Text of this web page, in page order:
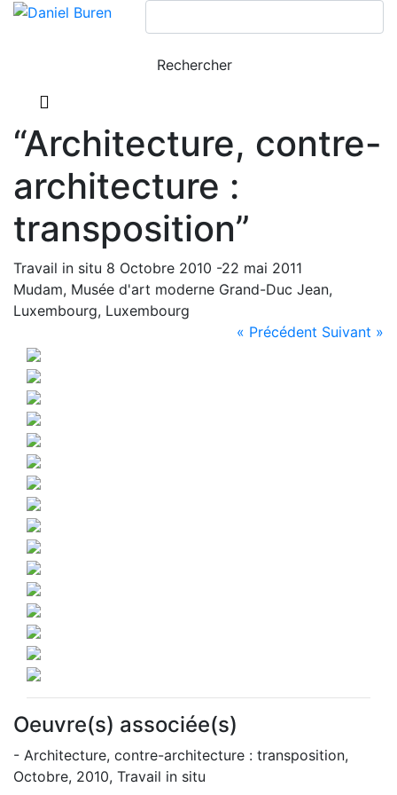
“Architecture, contre-
architecture :
transposition”
Travail in situ 8 Octobre 2010 -22 mai 2011
Mudam, Musée d'art moderne Grand-Duc Jean,
Luxembourg, Luxembourg
« Précédent Suivant »
Oeuvre(s) associée(s)
- Architecture, contre-architecture : transposition,
Octobre, 2010, Travail in situ